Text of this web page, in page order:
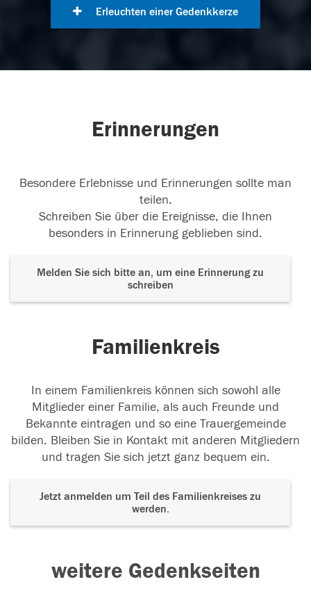
Erleuchten einer Gedenkkerze
Erinnerungen
Besondere Erlebnisse und Erinnerungen sollte man
teilen.
Schreiben Sie über die Ereignisse, die Ihnen
besonders in Erinnerung geblieben sind.
Melden Sie sich bitte an, um eine Erinnerung zu
schreiben
Familienkreis
In einem Familienkreis können sich sowohl alle
Mitglieder einer Familie, als auch Freunde und
Bekannte eintragen und so eine Trauergemeinde
bilden. Bleiben Sie in Kontakt mit anderen Mitgliedern
und tragen Sie sich jetzt ganz bequem ein.
Jetzt anmelden um Teil des Familienkreises zu
werden.
weitere Gedenkseiten